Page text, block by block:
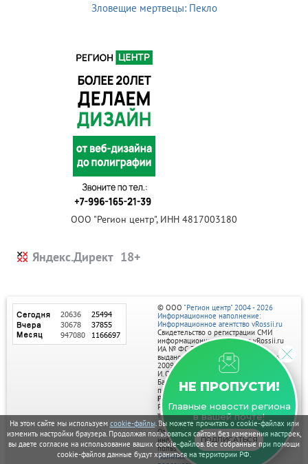
На этом сайте мы используем cookie-файлы. Вы можете прочитать о cookie-файлах или
изменить настройки браузера. Продолжая пользоваться сайтом без изменения настроек,
вы даете согласие на использование ваших cookie-файлов. Все собранные при помощи
cookie-файлов данные будут храниться на территории РФ.
Зловещие мертвецы: Пекло
ООО "Регион центр", ИНН 4817003180
Яндекс.Директ
НЕ ПРОПУСТИ!
Главные новости региона
в вашей почте!
ПОДПИСАТЬСЯ
© ООО "Регион центр" 2004 - 2026
Информационное наполнение:
Информационное агентство vRossii.ru
Свидетельство о регистрации СМИ
информационного агентства vRossii.ru
ИА № ФС 77‑35502
выдано РОСКОМНАДЗОРом 04 марта
2009г.
И. О. Главного редактора Нарыков А. Н.
Баннеры на портале размещаются на
правах рекламы.
Реклама на портале:
Рекламное агентство "Умный маркетинг"
тел. 7-910-267-70-40,
email: umnyy.marketing@yandex.ru
Отдельные публикации могут содержать
информацию, не предназначенную для
пользователей до 18 лет.
Политика в отношении обработки